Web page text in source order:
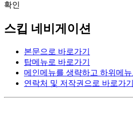
확인
스킵 네비게이션
본문으로 바로가기
탑메뉴로 바로가기
메인메뉴를 생략하고 하위메뉴
연락처 및 저작권으로 바로가기